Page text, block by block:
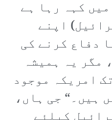
کہہ رہا ہے
اپنے
دفاع کرنے کی
مگر یہ ہمیشہ
امریکہ موجود
ہیں۔“ جی ہاں،